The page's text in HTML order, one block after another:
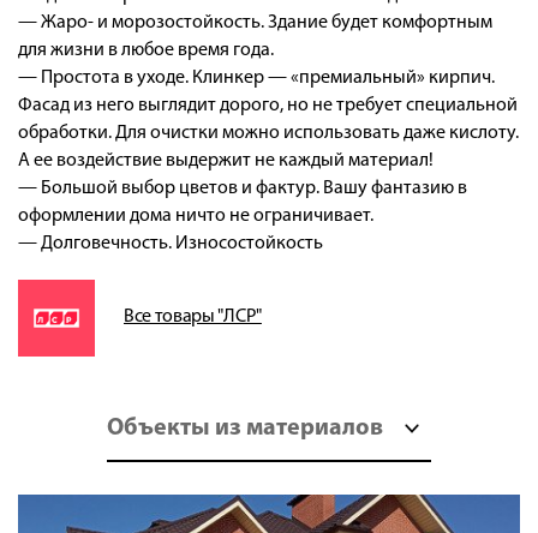
— Жаро- и морозостойкость. Здание будет комфортным
для жизни в любое время года.
— Простота в уходе. Клинкер — «премиальный» кирпич.
Фасад из него выглядит дорого, но не требует специальной
обработки. Для очистки можно использовать даже кислоту.
А ее воздействие выдержит не каждый материал!
— Большой выбор цветов и фактур. Вашу фантазию в
оформлении дома ничто не ограничивает.
— Долговечность. Износостойкость
Все товары "ЛСР"
Объекты из материалов